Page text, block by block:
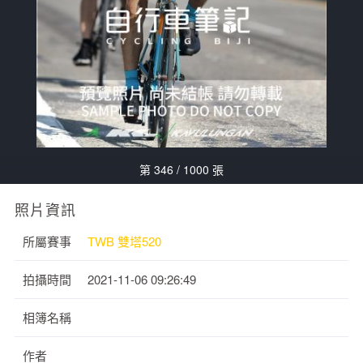
第 346 / 1000 張
照片資訊
所屬賽事 TWB 雙塔520
拍攝時間 2021-11-06 09:26:49
相簿名稱
作者